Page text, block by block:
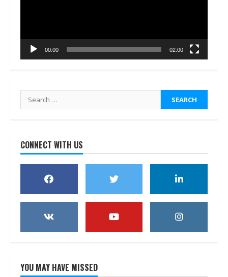
00:00 02:00
Search
for:
CONNECT WITH US
YOU MAY HAVE MISSED